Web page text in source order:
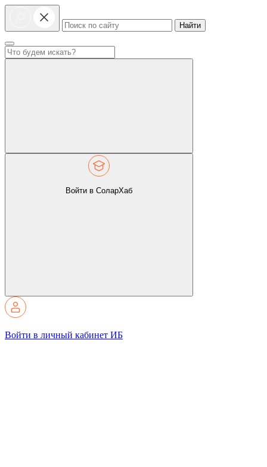
Найти
Войти в СоларХаб
Войти в личный кабинет ИБ